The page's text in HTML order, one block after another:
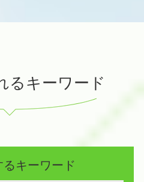
るキーワード
キーワード